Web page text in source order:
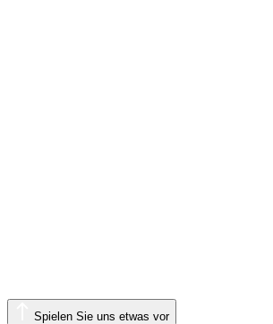
Spielen Sie uns etwas vor